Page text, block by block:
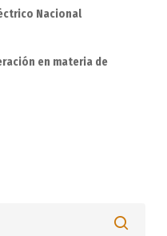
Nacional
en materia de